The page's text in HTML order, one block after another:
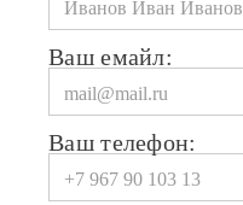
Ваш емайл:
Ваш телефон: